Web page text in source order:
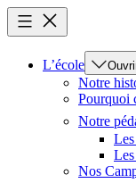
L’école
Notre
Pourquoi
Notre
Nos